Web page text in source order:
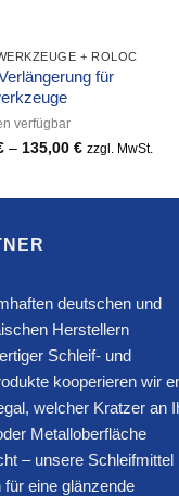
+ ROLOC
für
verfügbar
– 135,00€ Preisspanne:
zzgl. MwSt.
deutschen und
Herstellern
Schleif- und
kooperieren wir
welcher Kratzer an
Metalloberfläche
– unsere Schleifmittel
für eine glänzende